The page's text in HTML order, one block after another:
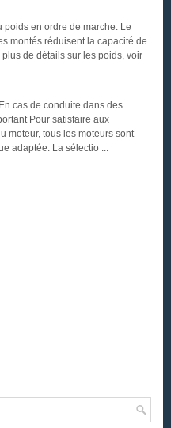
poids en ordre de marche. Le
montés réduisent la capacité de
de détails sur les poids, voir
cas de conduite dans des
Pour satisfaire aux
moteur, tous les moteurs sont
adaptée. La sélectio ...